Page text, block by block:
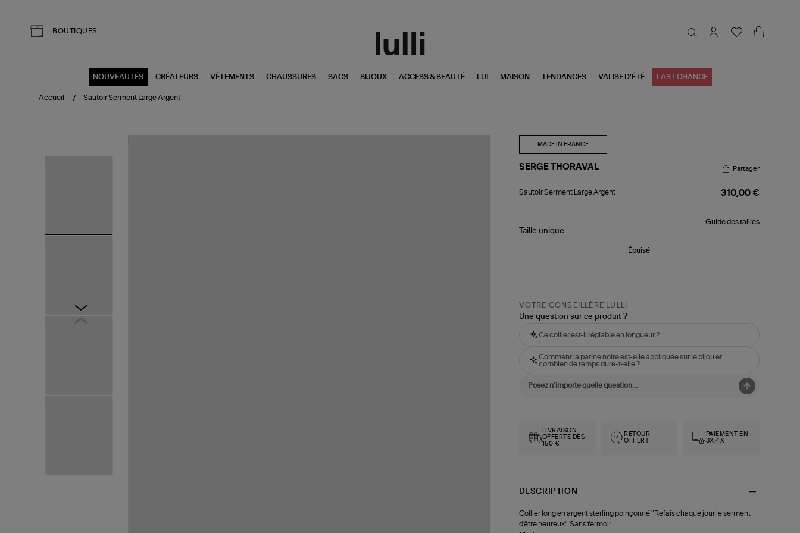
BOUTIQUES
NOUVEAUTÉS CRÉATEURS VÊTEMENTS CHAUSSURES SACS BIJOUX ACCESS & BEAUTÉ LUI MAISON TENDANCES VALISE D'ÉTÉ LAST CHANCE
Accueil Sautoir Serment Large Argent
MADE IN FRANCE
SERGE THORAVAL
Serment
Partager
Sautoir Serment Large Argent 310,00 €
Guide des tailles
Taille unique
Épuisé
VOTRE CONSEILLÈRE LULLI
Une question sur ce produit ?
Ce collier est-il réglable en longueur ?
Comment la patine noire est-elle appliquée sur le bijou et
combien de temps dure-t-elle ?
LIVRAISON
OFFERTE DÈS
150 €
RETOUR
OFFERT
PAIEMENT EN
3X,4X
DESCRIPTION
Collier long en argent sterling poinçonné "Refais chaque jour le serment
d'être heureux". Sans fermoir.